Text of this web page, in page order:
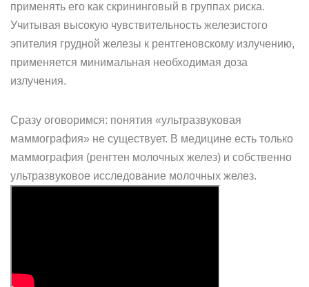
применять его как скрининговый в группах риска.
Учитывая высокую чувствительность железистого
эпителия грудной железы к рентгеновскому излучению,
применяется минимальная необходимая доза
излучения.
Сразу оговоримся: понятия «ультразвуковая
маммография» не существует. В медицине есть только
маммография (ренгтен молочных желез) и собственно
ультразвуковое исследование молочных желез.